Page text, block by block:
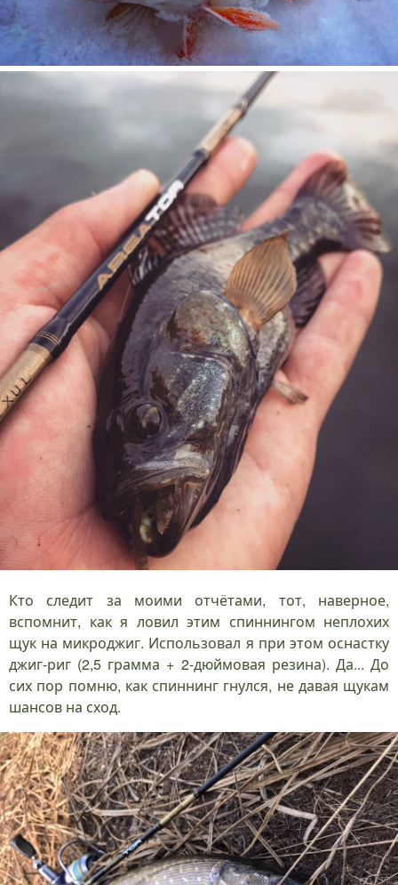
Кто следит за моими отчётами, тот, наверное,
вспомнит, как я ловил этим спиннингом неплохих
щук на микроджиг. Использовал я при этом оснастку
джиг-риг (2,5 грамма + 2-дюймовая резина). Да... До
сих пор помню, как спиннинг гнулся, не давая щукам
шансов на сход.